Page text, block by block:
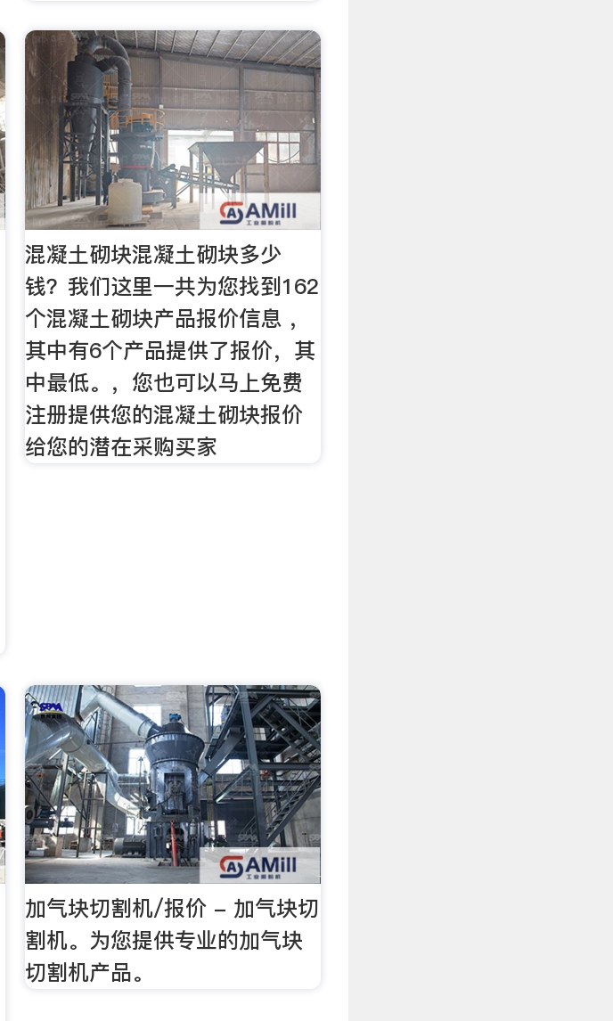
混凝土砌块混凝土砌块多少
钱？我们这里一共为您找到162
个混凝土砌块产品报价信息 ，
其中有6个产品提供了报价，其
中最低。，您也可以马上免费
注册提供您的混凝土砌块报价
给您的潜在采购买家
加气块切割机/报价 - 加气块切
割机。为您提供专业的加气块
切割机产品。